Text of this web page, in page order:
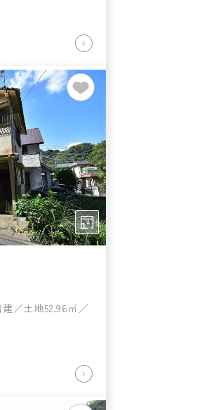
／土地52.96㎡／